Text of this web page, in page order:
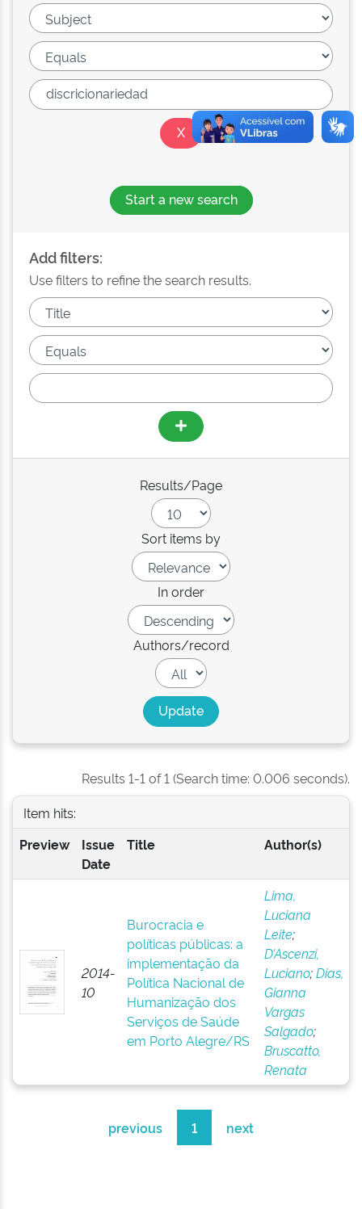
Start a new search
Add filters:
Use filters to refine the search results.
Results/Page
Sort items by
In order
Authors/record
Results 1-1 of 1 (Search time: 0.006 seconds).
Item hits:
Preview
Issue
Date
Title Author(s)
2014-
10
Burocracia e
políticas públicas: a
implementação da
Política Nacional de
Humanização dos
Serviços de Saúde
em Porto Alegre/RS
Lima,
Luciana
Leite;
D’Ascenzi,
Luciano;Dias,
Gianna
Vargas
Salgado;
Bruscatto,
Renata
previous 1 next